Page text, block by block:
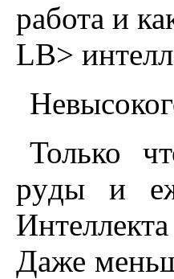
работа и
LB>
Только
pyды и
Даже